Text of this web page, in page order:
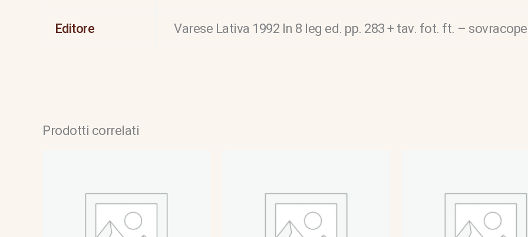
Editore Varese Lativa 1992 In 8 leg ed. pp. 283 + tav. fot. ft. –
Prodotti correlati